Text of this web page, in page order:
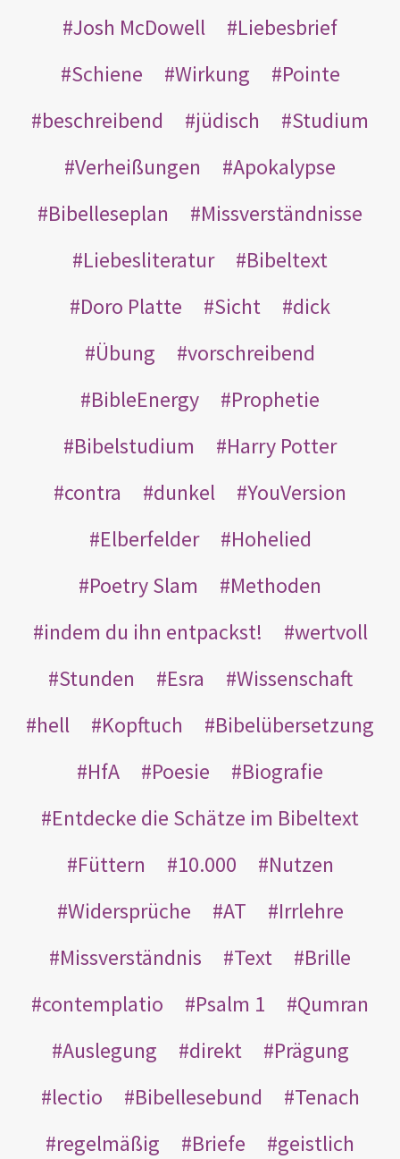
Josh McDowell
Liebesbrief
Schiene
Wirkung
Pointe
beschreibend
jüdisch
Studium
Verheißungen
Apokalypse
Bibelleseplan
Missverständnisse
Liebesliteratur
Bibeltext
Doro Platte
Sicht
dick
Übung
vorschreibend
BibleEnergy
Prophetie
Bibelstudium
Harry Potter
contra
dunkel
YouVersion
Elberfelder
Hohelied
Poetry Slam
Methoden
indem du ihn entpackst!
wertvoll
Stunden
Esra
Wissenschaft
hell
Kopftuch
Bibelübersetzung
HfA
Poesie
Biografie
Entdecke die Schätze im Bibeltext
Füttern
10.000
Nutzen
Widersprüche
AT
Irrlehre
Missverständnis
Text
Brille
contemplatio
Psalm 1
Qumran
Auslegung
direkt
Prägung
lectio
Bibellesebund
Tenach
regelmäßig
Briefe
geistlich